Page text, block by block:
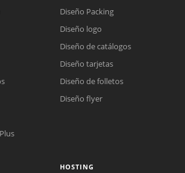
Diseño Packing
Diseño logo
Diseño de catálogos
Diseño tarjetas
Diseño de folletos
Diseño flyer
HOSTING